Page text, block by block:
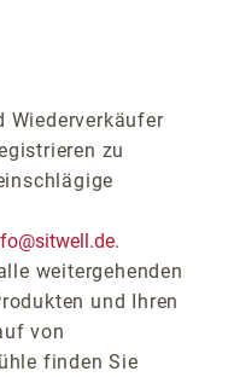
Wiederverkäufer
zu
.
weitergehenden
und Ihren
von
finden Sie